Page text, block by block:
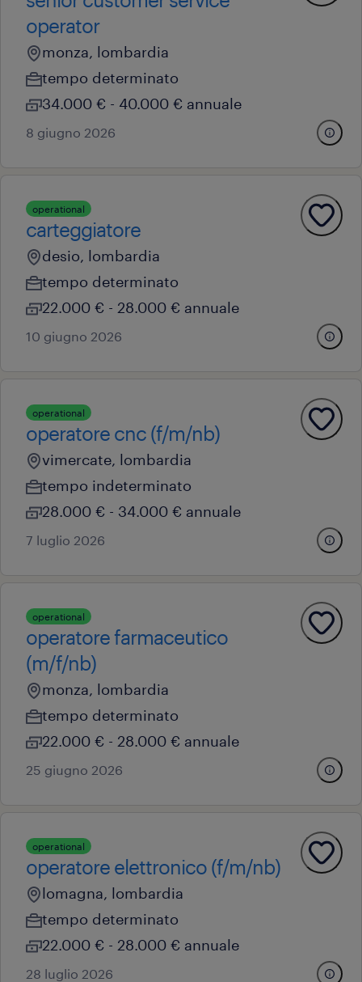
operator
monza, lombardia
tempo determinato
34.000 € - 40.000 € annuale
8 giugno 2026
operational
carteggiatore
desio, lombardia
tempo determinato
22.000 € - 28.000 € annuale
10 giugno 2026
operational
operatore cnc (f/m/nb)
vimercate, lombardia
tempo indeterminato
28.000 € - 34.000 € annuale
7 luglio 2026
operational
operatore farmaceutico
(m/f/nb)
monza, lombardia
tempo determinato
22.000 € - 28.000 € annuale
25 giugno 2026
operational
operatore elettronico (f/m/nb)
lomagna, lombardia
tempo determinato
22.000 € - 28.000 € annuale
28 luglio 2026